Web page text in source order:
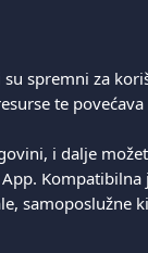
spremni za
te
i dalje
Kompatibilna
samoposlužne